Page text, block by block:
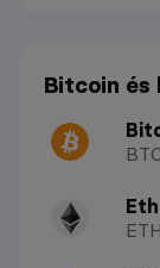
Bitcoin
ETH